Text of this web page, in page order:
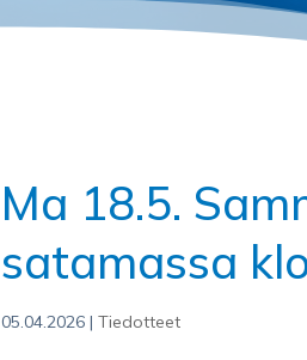
Ma 18.5.
satamassa
05.04.2026 |Tiedotteet